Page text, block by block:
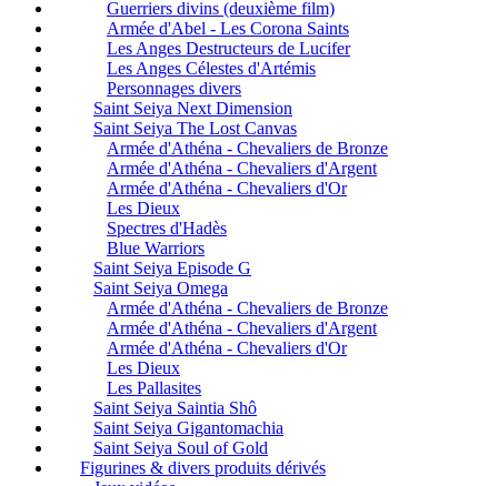
Guerriers divins (deuxième film)
Armée d'Abel - Les Corona Saints
Les Anges Destructeurs de Lucifer
Les Anges Célestes d'Artémis
Personnages divers
Saint Seiya Next Dimension
Saint Seiya The Lost Canvas
Armée d'Athéna - Chevaliers de Bronze
Armée d'Athéna - Chevaliers d'Argent
Armée d'Athéna - Chevaliers d'Or
Les Dieux
Spectres d'Hadès
Blue Warriors
Saint Seiya Episode G
Saint Seiya Omega
Armée d'Athéna - Chevaliers de Bronze
Armée d'Athéna - Chevaliers d'Argent
Armée d'Athéna - Chevaliers d'Or
Les Dieux
Les Pallasites
Saint Seiya Saintia Shô
Saint Seiya Gigantomachia
Saint Seiya Soul of Gold
Figurines & divers produits dérivés